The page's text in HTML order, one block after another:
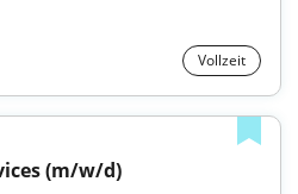
Vollzeit
(m/w/d)